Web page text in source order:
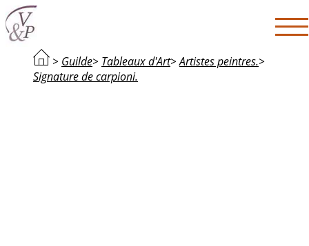
> Guilde> Tableaux d'Art>Artistes peintres.>
Signature de carpioni.